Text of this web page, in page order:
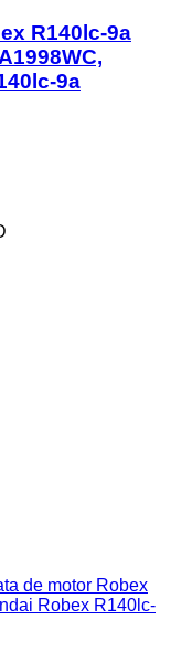
R140lc-9a
9a
de motor Robex
Robex R140lc-